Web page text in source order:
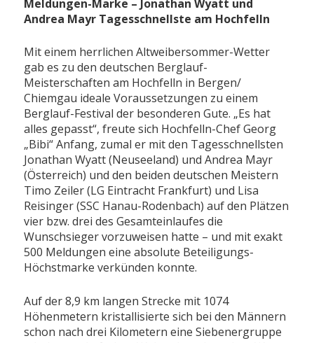
Meldungen-Marke – Jonathan Wyatt und
Andrea Mayr Tagesschnellste am Hochfelln
Mit einem herrlichen Altweibersommer-Wetter
gab es zu den deutschen Berglauf-
Meisterschaften am Hochfelln in Bergen/
Chiemgau ideale Voraussetzungen zu einem
Berglauf-Festival der besonderen Gute. „Es hat
alles gepasst“, freute sich Hochfelln-Chef Georg
„Bibi“ Anfang, zumal er mit den Tagesschnellsten
Jonathan Wyatt (Neuseeland) und Andrea Mayr
(Österreich) und den beiden deutschen Meistern
Timo Zeiler (LG Eintracht Frankfurt) und Lisa
Reisinger (SSC Hanau-Rodenbach) auf den Plätzen
vier bzw. drei des Gesamteinlaufes die
Wunschsieger vorzuweisen hatte – und mit exakt
500 Meldungen eine absolute Beteiligungs-
Höchstmarke verkünden konnte.
Auf der 8,9 km langen Strecke mit 1074
Höhenmetern kristallisierte sich bei den Männern
schon nach drei Kilometern eine Siebenergruppe